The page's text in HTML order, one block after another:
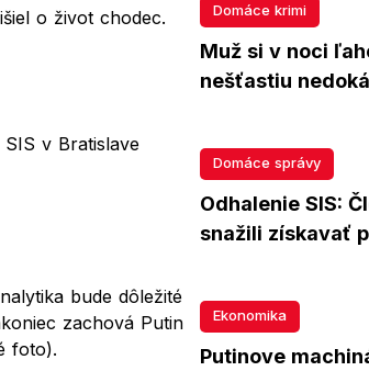
Domáce krimi
Muž si v noci
nešťastiu
Domáce správy
Odhalenie SIS:
snažili získavať
Ekonomika
Putinove